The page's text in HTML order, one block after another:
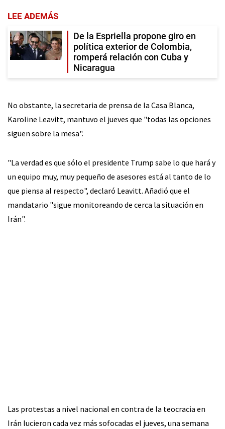
LEE ADEMÁS
De la Espriella propone giro en
política exterior de Colombia,
romperá relación con Cuba y
Nicaragua
No obstante, la secretaria de prensa de la Casa Blanca,
Karoline Leavitt, mantuvo el jueves que "todas las opciones
siguen sobre la mesa".
"La verdad es que sólo el presidente Trump sabe lo que hará y
un equipo muy, muy pequeño de asesores está al tanto de lo
que piensa al respecto", declaró Leavitt. Añadió que el
mandatario "sigue monitoreando de cerca la situación en
Irán".
Las protestas a nivel nacional en contra de la teocracia en
Irán lucieron cada vez más sofocadas el jueves, una semana